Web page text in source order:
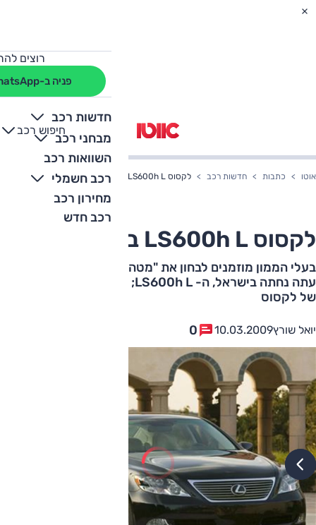
רוצים
פניה ב-WhatsApp
חדשות רכב
מבחני רכב
השוואות רכב
רכב חשמלי
מחירון רכב
רכב חדש
חיפוש רכב
+
-
אוטו כתבות חדשות רכב לקסוס LS600h L בישראל
לקסוס LS600h L בישראל
בעלי הממון מוזמנים לבחון את "מטהרת המצפון" החדשה שזה
עתה נחתה בישראל, ה- LS600h L; ספינת הדגל ההיברידית
של לקסוס
יואל שורץ10.03.2009
0